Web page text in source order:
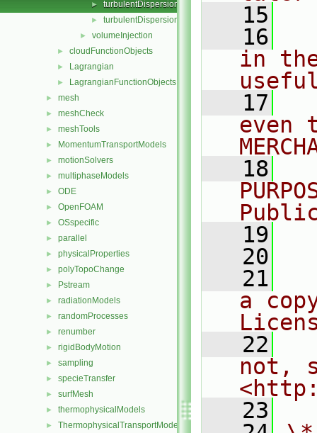
► turbulentDispersion.C
► turbulentDispersion.H
► volumeInjection
► cloudFunctionObjects
► Lagrangian
► LagrangianFunctionObjects
► mesh
► meshCheck
► meshTools
► MomentumTransportModels
► motionSolvers
► multiphaseModels
► ODE
► OpenFOAM
► OSspecific
► parallel
► physicalProperties
► polyTopoChange
► Pstream
► radiationModels
► randomProcesses
► renumber
► rigidBodyMotion
► sampling
► specieTransfer
► surfMesh
► thermophysicalModels
► ThermophysicalTransportModels
   15
   16
in
   17
even
   18
   19
   20
   21
a
   22
not,
   23